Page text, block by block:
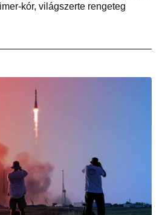
kór, világszerte rengeteg